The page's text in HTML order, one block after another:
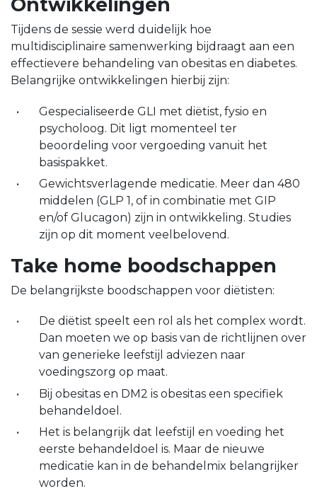
Ontwikkelingen
Tijdens de sessie werd duidelijk hoe
multidisciplinaire samenwerking bijdraagt aan een
effectievere behandeling van obesitas en diabetes.
Belangrijke ontwikkelingen hierbij zijn:
Gespecialiseerde GLI met diëtist, fysio en
psycholoog. Dit ligt momenteel ter
beoordeling voor vergoeding vanuit het
basispakket.
Gewichtsverlagende medicatie. Meer dan 480
middelen (GLP 1, of in combinatie met GIP
en/of Glucagon) zijn in ontwikkeling. Studies
zijn op dit moment veelbelovend.
Take home boodschappen
De belangrijkste boodschappen voor diëtisten:
De diëtist speelt een rol als het complex wordt.
Dan moeten we op basis van de richtlijnen over
van generieke leefstijl adviezen naar
voedingszorg op maat.
Bij obesitas en DM2 is obesitas een specifiek
behandeldoel.
Het is belangrijk dat leefstijl en voeding het
eerste behandeldoel is. Maar de nieuwe
medicatie kan in de behandelmix belangrijker
worden.